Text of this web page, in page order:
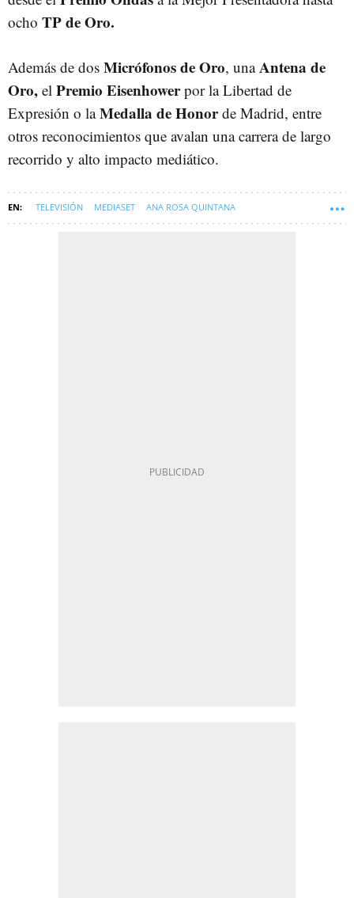
ocho TP de Oro.
Además de dos Micrófonos de Oro, unaAntena de
Oro, el Premio Eisenhowerpor la Libertad de
Expresión o laMedalla de Honorde Madrid, entre
otros reconocimientos que avalan una carrera de largo
recorrido y alto impacto mediático.
TELEVISIÓN MEDIASET ANA ROSA QUINTANA